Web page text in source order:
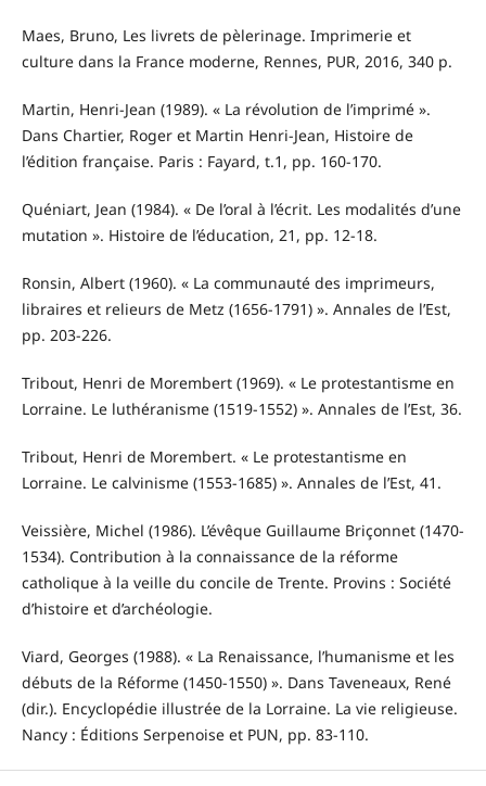
Maes, Bruno, Les livrets de pèlerinage. Imprimerie et
culture dans la France moderne, Rennes, PUR, 2016, 340 p.
Martin, Henri-Jean (1989). « La révolution de l’imprimé ».
Dans Chartier, Roger et Martin Henri-Jean, Histoire de
l’édition française. Paris : Fayard, t.1, pp. 160-170.
Quéniart, Jean (1984). « De l’oral à l’écrit. Les modalités d’une
mutation ». Histoire de l’éducation, 21, pp. 12-18.
Ronsin, Albert (1960). « La communauté des imprimeurs,
libraires et relieurs de Metz (1656-1791) ». Annales de l’Est,
pp. 203-226.
Tribout, Henri de Morembert (1969). « Le protestantisme en
Lorraine. Le luthéranisme (1519-1552) ». Annales de l’Est, 36.
Tribout, Henri de Morembert. « Le protestantisme en
Lorraine. Le calvinisme (1553-1685) ». Annales de l’Est, 41.
Veissière, Michel (1986). L’évêque Guillaume Briçonnet (1470-
1534). Contribution à la connaissance de la réforme
catholique à la veille du concile de Trente. Provins : Société
d’histoire et d’archéologie.
Viard, Georges (1988). « La Renaissance, l’humanisme et les
débuts de la Réforme (1450-1550) ». Dans Taveneaux, René
(dir.). Encyclopédie illustrée de la Lorraine. La vie religieuse.
Nancy : Éditions Serpenoise et PUN, pp. 83-110.